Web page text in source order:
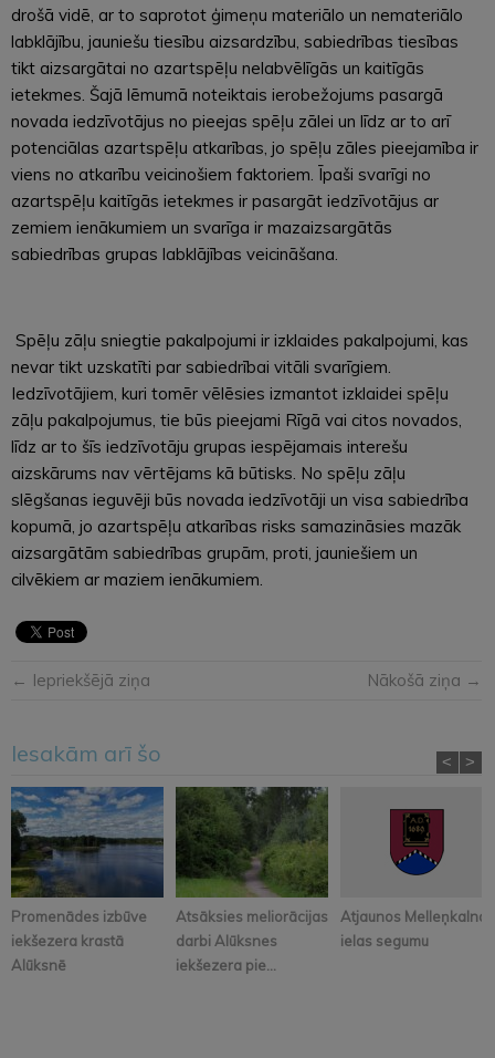
drošā vidē, ar to saprotot ģimeņu materiālo un nemateriālo
labklājību, jauniešu tiesību aizsardzību, sabiedrības tiesības
tikt aizsargātai no azartspēļu nelabvēlīgās un kaitīgās
ietekmes. Šajā lēmumā noteiktais ierobežojums pasargā
novada iedzīvotājus no pieejas spēļu zālei un līdz ar to arī
potenciālas azartspēļu atkarības, jo spēļu zāles pieejamība ir
viens no atkarību veicinošiem faktoriem. Īpaši svarīgi no
azartspēļu kaitīgās ietekmes ir pasargāt iedzīvotājus ar
zemiem ienākumiem un svarīga ir mazaizsargātās
sabiedrības grupas labklājības veicināšana.
Spēļu zāļu sniegtie pakalpojumi ir izklaides pakalpojumi, kas
nevar tikt uzskatīti par sabiedrībai vitāli svarīgiem.
Iedzīvotājiem, kuri tomēr vēlēsies izmantot izklaidei spēļu
zāļu pakalpojumus, tie būs pieejami Rīgā vai citos novados,
līdz ar to šīs iedzīvotāju grupas iespējamais interešu
aizskārums nav vērtējams kā būtisks. No spēļu zāļu
slēgšanas ieguvēji būs novada iedzīvotāji un visa sabiedrība
kopumā, jo azartspēļu atkarības risks samazināsies mazāk
aizsargātām sabiedrības grupām, proti, jauniešiem un
cilvēkiem ar maziem ienākumiem.
← Iepriekšējā ziņa Nākošā ziņa →
Iesakām arī šo
Promenādes izbūve
iekšezera krastā
Alūksnē
Atsāksies meliorācijas
darbi Alūksnes
iekšezera pie...
Atjaunos Melleņkalna
ielas segumu
< >